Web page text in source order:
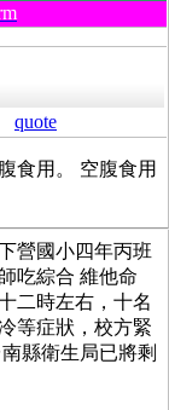
quote
食用。 空腹食用
營國小四年丙班
吃綜合 維他命
二時左右，十名
等症狀，校方緊
縣衛生局已將剩